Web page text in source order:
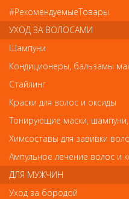
Лонда Кондиционер
Color Radiance 1000мл
81534765
1 710р.-
#РекомендуемыеТовары
УХОД ЗА ВОЛОСАМИ
Шампуни
Кондиционеры, бальзамы
Стайлинг
Краски для волос и оксиды
Тонирующие маски,
Химсоставы для завивки
Ампульное лечение волос и
ДЛЯ МУЖЧИН
Уход за бородой